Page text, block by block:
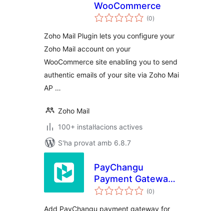
WooCommerce
(0puntuacions
totals
)
Zoho Mail Plugin lets you configure your
Zoho Mail account on your
WooCommerce site enabling you to send
authentic emails of your site via Zoho Mai
AP …
Zoho Mail
100+ instal·lacions actives
S'ha provat amb 6.8.7
PayChangu
Payment Gateway
for WooCommerce
(0puntuacions
totals
)
Add PayChangu payment gateway for